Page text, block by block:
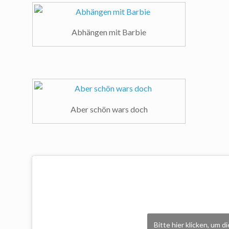
Abhängen mit Barbie
Aber schön wars doch
Bitte hier klicken, um